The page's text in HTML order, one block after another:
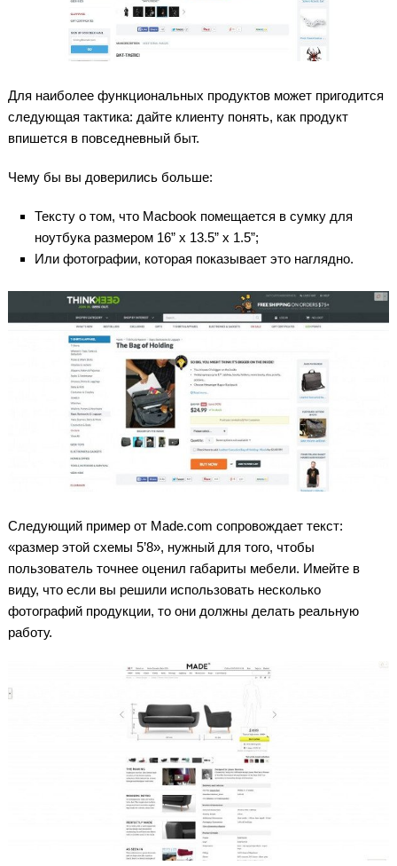
Для наиболее функциональных продуктов может пригодится
следующая тактика: дайте клиенту понять, как продукт
впишется в повседневный быт.
Чему бы вы доверились больше:
Тексту о том, что Macbook помещается в сумку для
ноутбука размером 16” x 13.5” x 1.5”;
Или фотографии, которая показывает это наглядно.
Следующий пример от Made.com сопровождает текст:
«размер этой схемы 5’8», нужный для того, чтобы
пользователь точнее оценил габариты мебели. Имейте в
виду, что если вы решили использовать несколько
фотографий продукции, то они должны делать реальную
работу.